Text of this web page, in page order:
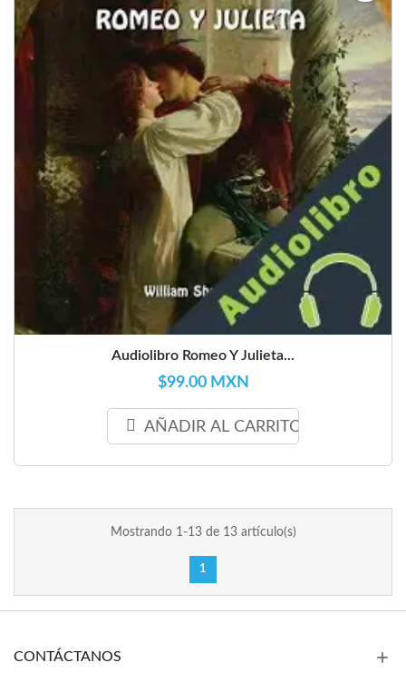
Audiolibro Romeo Y Julieta...
$99.00 MXN
AÑADIR AL CARRITO
Mostrando 1-13 de 13 artículo(s)
1
CONTÁCTANOS